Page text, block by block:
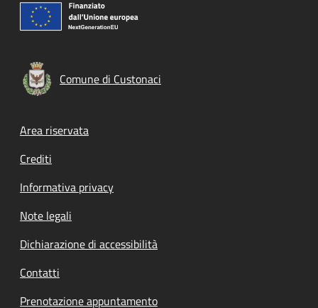
Comune di Custonaci
Footer menu
Area riservata
Crediti
Informativa privacy
Note legali
Dichiarazione di accessibilità
Contatti
Prenotazione appuntamento